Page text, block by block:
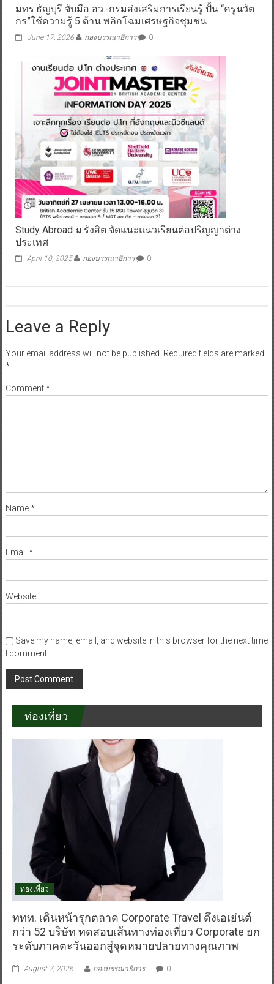
มทร.ธัญบุรี จับมือ อว.-กรมส่งเสริมการเรียนรู้ ปั้น “ครูนวัต
กร”ใช้ความรู้ 5 ด้าน พลิกโฉมเศรษฐกิจชุมชน
June 17, 2026 กองบรรณาธิการ 0
Study Abroad ม.รังสิต จัดแนะแนวเรียนต่อปริญญาต่าง
ประเทศ
April 10, 2025 กองบรรณาธิการ 0
Leave a Reply
Your email address will not be published. Required fields are marked
*
Comment*
Name*
Email *
Website
Save my name, email, and website in this browser for the next time
I comment.
ท่องเที่ยว
ท่องเที่ยว
ททท. เดินหน้ารุกตลาด Corporate Travel ดึงเอเย่นต์
กว่า 52 บริษัท ทดสอบเส้นทางท่องเที่ยว Corporate ยก
ระดับภาคตะวันออกสู่จุดหมายปลายทางคุณภาพ
August 7, 2026 กองบรรณาธิการ 0